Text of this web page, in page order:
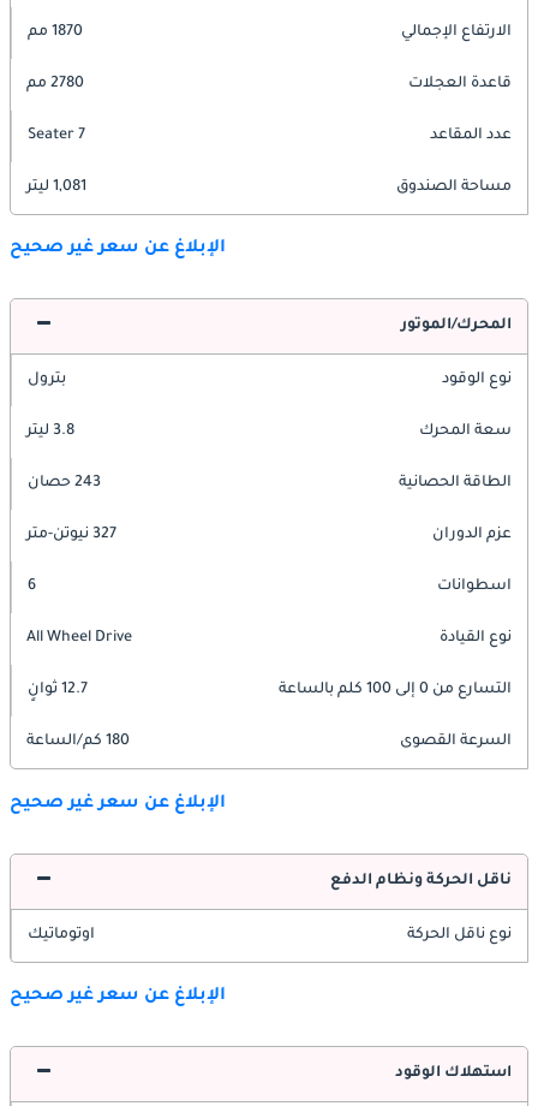
الارتفاع الإجمالي 1870 مم
قاعدة العجلات 2780 مم
عدد المقاعد 7 Seater
مساحة الصندوق 1,081 ليتر
الإبلاغ عن سعر غير صحيح
المحرك/الموتور
نوع الوقود بترول
سعة المحرك 3.8 ليتر
الطاقة الحصانية 243 حصان
عزم الدوران 327 نيوتن-متر
اسطوانات 6
نوع القيادة All Wheel Drive
التسارع من 0 إلى 100 كلم بالساعة 12.7 ثوانٍ
السرعة القصوى 180 كم/الساعة
الإبلاغ عن سعر غير صحيح
ناقل الحركة ونظام الدفع
نوع ناقل الحركة اوتوماتيك
الإبلاغ عن سعر غير صحيح
استهلاك الوقود